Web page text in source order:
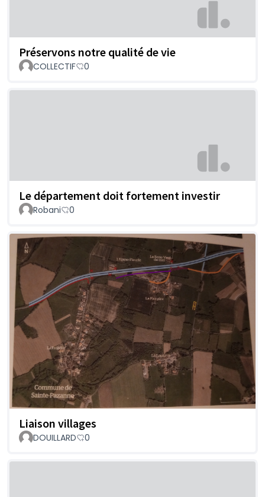
Préservons notre qualité de vie
COLLECTIF 0
Le département doit fortement investir
Robani 0
Liaison villages
DOUILLARD 0